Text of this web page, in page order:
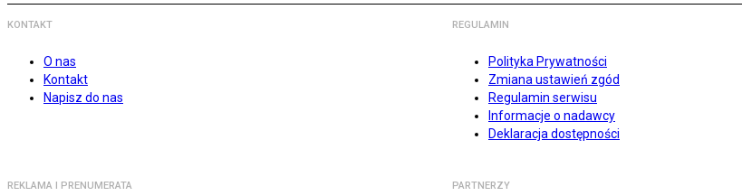
KONTAKT
O nas
Kontakt
Napisz do nas
REGULAMIN
Polityka Prywatności
Zmiana ustawień zgód
Regulamin serwisu
Informacje o nadawcy
Deklaracja dostępności
REKLAMA I PRENUMERATA PARTNERZY